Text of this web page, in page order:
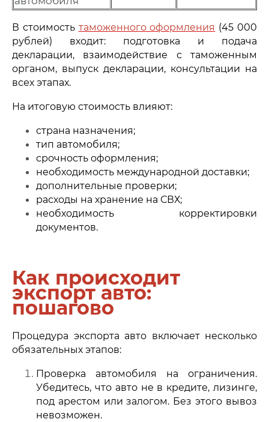
В стоимость таможенного оформления (45 000
рублей) входит: подготовка и подача
декларации, взаимодействие с таможенным
органом, выпуск декларации, консультации на
всех этапах.
На итоговую стоимость влияют:
страна назначения;
тип автомобиля;
срочность оформления;
необходимость международной доставки;
дополнительные проверки;
расходы на хранение на СВХ;
необходимость корректировки
документов.
Как происходит
экспорт авто:
пошагово
Процедура экспорта авто включает несколько
обязательных этапов:
Проверка автомобиля на ограничения.
Убедитесь, что авто не в кредите, лизинге,
под арестом или залогом. Без этого вывоз
невозможен.